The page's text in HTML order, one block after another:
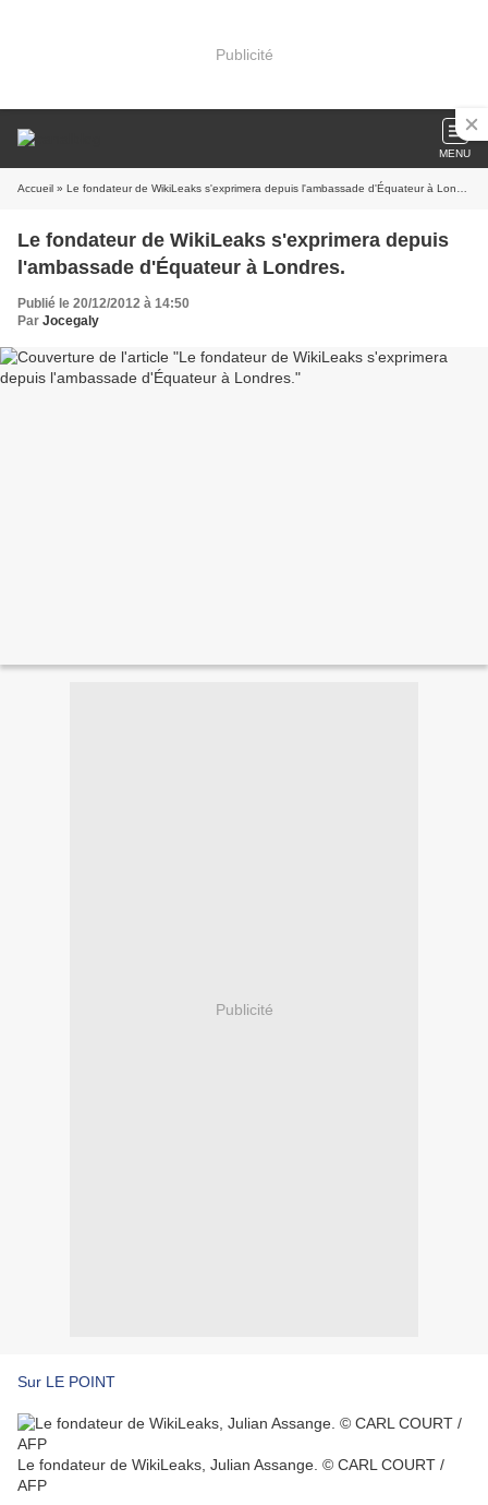
Publicité
MENU
Accueil » Le fondateur de WikiLeaks s'exprimera depuis l'ambassade d'Équateur à Londres.
Le fondateur de WikiLeaks s'exprimera depuis
l'ambassade d'Équateur à Londres.
Publié le 20/12/2012 à 14:50
Par Jocegaly
Publicité
Sur LE POINT
Le fondateur de WikiLeaks, Julian Assange. © CARL COURT /
AFP